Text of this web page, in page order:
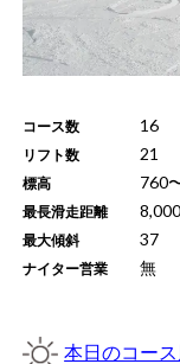
コース数 16
リフト数 21
標高 760
最長滑走距離
最大傾斜 37
ナイター営業 無
本日のコー